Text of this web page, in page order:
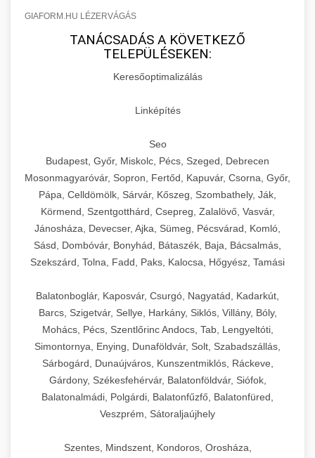
GIAFORM.HU LÉZERVÁGÁS
TANÁCSADÁS A KÖVETKEZŐ
TELEPÜLÉSEKEN:
Keresőoptimalizálás
Linképítés
Seo
Budapest, Győr, Miskolc, Pécs, Szeged, Debrecen
Mosonmagyaróvár, Sopron, Fertőd, Kapuvár, Csorna, Győr,
Pápa, Celldömölk, Sárvár, Kőszeg, Szombathely, Ják,
Körmend, Szentgotthárd, Csepreg, Zalalövő, Vasvár,
Jánosháza, Devecser, Ajka, Sümeg, Pécsvárad, Komló,
Sásd, Dombóvár, Bonyhád, Bátaszék, Baja, Bácsalmás,
Szekszárd, Tolna, Fadd, Paks, Kalocsa, Hőgyész, Tamási
Balatonboglár, Kaposvár, Csurgó, Nagyatád, Kadarkút,
Barcs, Szigetvár, Sellye, Harkány, Siklós, Villány, Bóly,
Mohács, Pécs, Szentlőrinc Andocs, Tab, Lengyeltóti,
Simontornya, Enying, Dunaföldvár, Solt, Szabadszállás,
Sárbogárd, Dunaújváros, Kunszentmiklós, Ráckeve,
Gárdony, Székesfehérvár, Balatonföldvár, Siófok,
Balatonalmádi, Polgárdi, Balatonfűzfő, Balatonfüred,
Veszprém, Sátoraljaújhely
Szentes, Mindszent, Kondoros, Orosháza,